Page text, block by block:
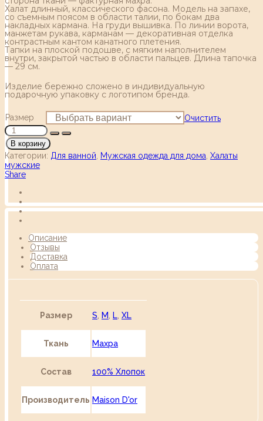
Халат длинный, классического фасона. Модель на запахе,
со съемным поясом в области талии, по бокам два
накладных кармана. На груди вышивка. По линии ворота,
манжетам рукава, карманам — декоративная отделка
контрастным кантом канатного плетения.
Тапки на плоской подошве, с мягким наполнителем
внутри, закрытой частью в области пальцев. Длина тапочка
— 29 см.
Изделие бережно сложено в индивидуальную
подарочную упаковку с логотипом бренда.
Размер Очистить
В корзину
Категории: Для ванной Мужская одежда для дома Халаты
мужские
Share
Описание
Отзывы
Доставка
Оплата
Размер S M L XL
Ткань Махра
Состав 100% Хлопок
Производитель Maison D'or